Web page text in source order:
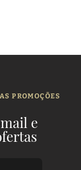
PROMOÇÕES
e